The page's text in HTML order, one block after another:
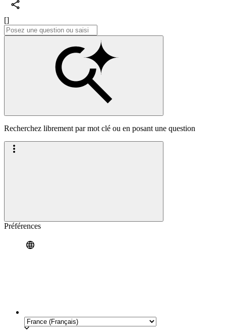
[]
Recherchez librement par mot clé ou en posant une question
Préférences